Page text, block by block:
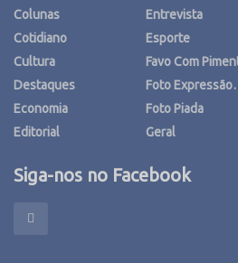
Colunas
Cotidiano
Cultura
Destaques
Economia
Editorial
Entrevista
Esporte
Favo Com
Foto
Foto Piada
Geral
Siga-nos no Facebook